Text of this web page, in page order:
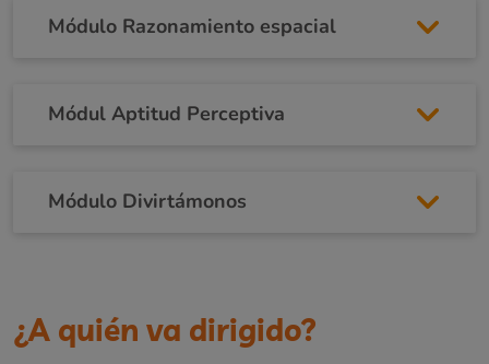
Módulo Razonamiento espacial
Módul Aptitud Perceptiva
Módulo Divirtámonos
¿A quién va dirigido?